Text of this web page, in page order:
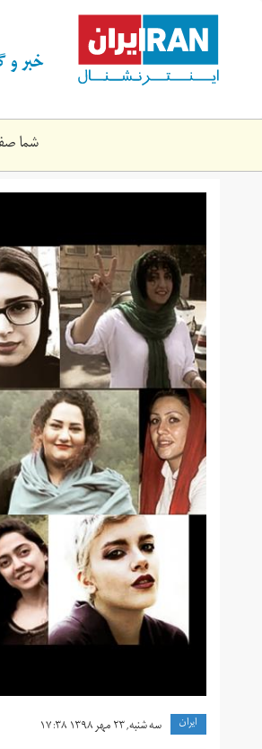
content خبر
شما
website_01.jpg
ايران سه شنبه, ۲۳ مهر ۱۳۹۸ ۱۷:۳۸